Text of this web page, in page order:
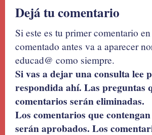
Dejá tu comentario
Si este es tu primer comentario
comentado antes va a aparecer
educad@ como siempre.
Si vas a dejar una consulta lee
respondida ahí. Las preguntas
comentarios serán eliminadas.
Los comentarios que
serán aprobados. Los